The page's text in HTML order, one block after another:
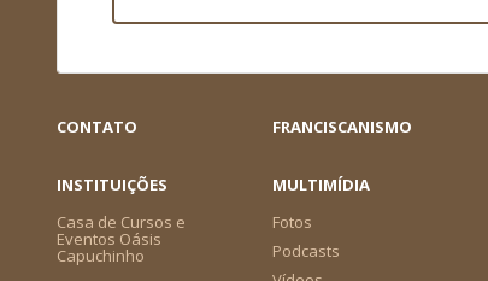
CONTATO FRANCISCANISMO
INSTITUIÇÕES
Casa de Cursos e
Eventos Oásis
Capuchinho
MULTIMÍDIA
Fotos
Podcasts